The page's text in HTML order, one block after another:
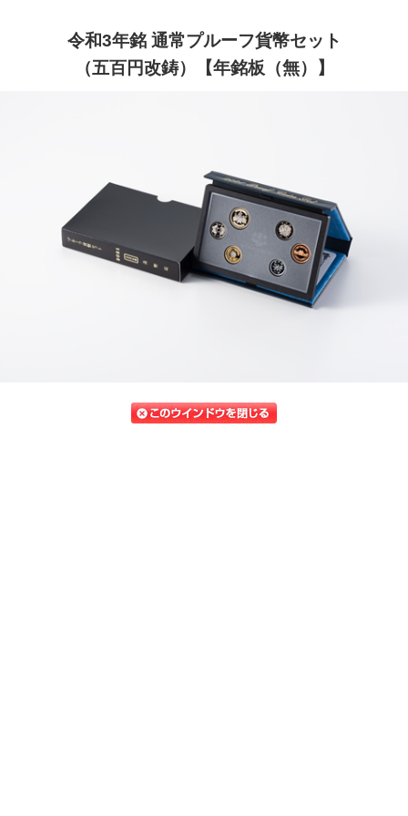
令和3年銘 通常プルーフ貨幣セット
（五百円改鋳）【年銘板（無）】